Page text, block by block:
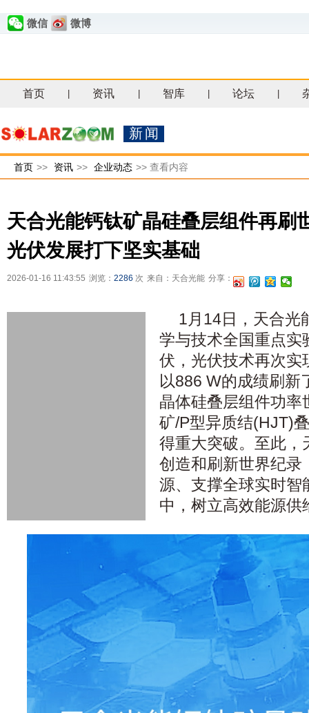
微信 微博
首页 资讯 智库 论坛
新闻
首页 >> 资讯 >> 企业动态 >> 查看内容
天合光能钙钛矿晶硅叠层组件再刷
光伏发展打下坚实基础
2026-01-16 11:43:55 浏览： 2286 次 来自：天合光能 分享：
1月14日，天合光
学与技术全国重点实
伏，光伏技术再次实
以886 W的成绩刷新
晶体硅叠层组件功率
矿/P型异质结(HJT)
得重大突破。至此，
创造和刷新世界纪录
源、支撑全球实时智
中，树立高效能源供